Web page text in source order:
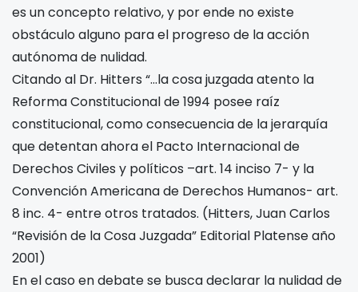
es un concepto relativo, y por ende no existe
obstáculo alguno para el progreso de la acción
autónoma de nulidad.
Citando al Dr. Hitters “…la cosa juzgada atento la
Reforma Constitucional de 1994 posee raíz
constitucional, como consecuencia de la jerarquía
que detentan ahora el Pacto Internacional de
Derechos Civiles y políticos –art. 14 inciso 7- y la
Convención Americana de Derechos Humanos- art.
8 inc. 4- entre otros tratados. (Hitters, Juan Carlos
“Revisión de la Cosa Juzgada” Editorial Platense año
2001)
En el caso en debate se busca declarar la nulidad de